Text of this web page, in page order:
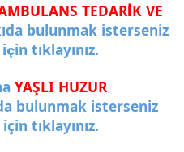
TEDARİK VE
bulunmak isterseniz
çin tıklayınız.
YAŞLI HUZUR
bulunmak isterseniz
tıklayınız.